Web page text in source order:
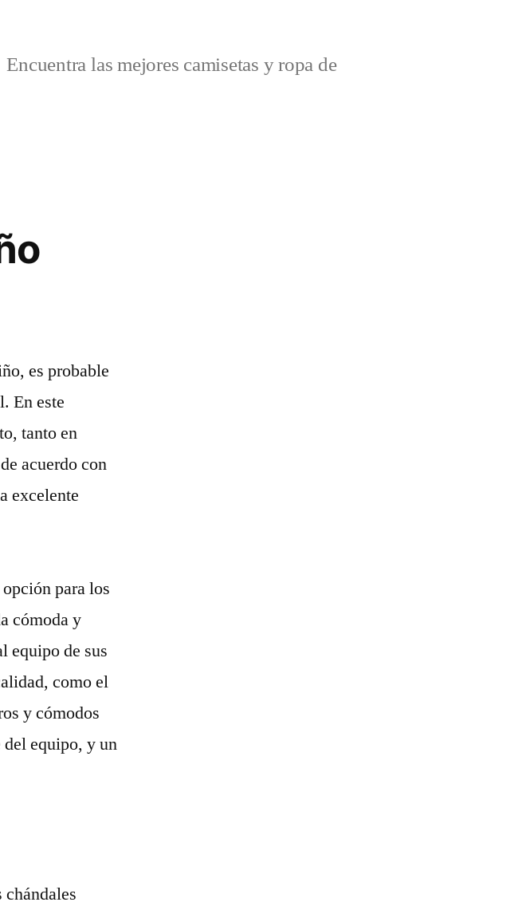
Encuentra las mejores camisetas y ropa de
es probable
En este
tanto en
acuerdo con
excelente
para los
cómoda y
equipo de sus
como el
y cómodos
del equipo, y un